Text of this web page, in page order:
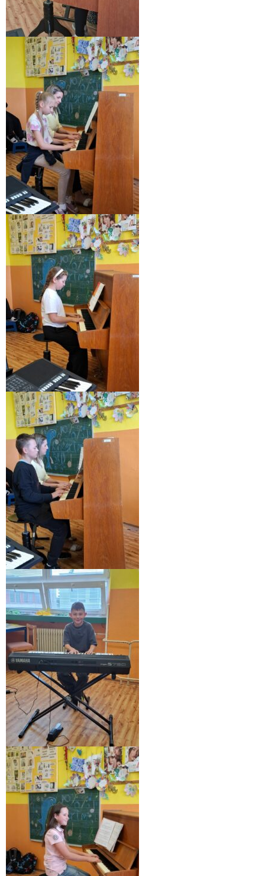
- Pozvánky na koncerty
- Koncerty
- Súťaže
- Výstavy VO
- Videá
- Absolventské tablá
Faktúry, zmluvy, objednávky
- Zmluvy
- - ZMLUVY 2025
- - ZMLUVY 2024
- - ZMLUVY 2023
- - ZMLUVY 2022
- - ZMLUVY 2021
- - ZMLUVY 2020
- Objednávky
- - OBJEDNÁVKY 2026
- - OBJEDNÁVKY 2025
- - OBJEDNÁVKY 2024
- - OBJEDNÁVKY 2023
- - OBJEDNÁVKY 2022
- - OBJEDNÁVKY 2021
- - OBJEDNÁVKY 2020
- Faktúry
- - FAKTÚRY 2026
- - FAKTÚRY 2025
- - FAKTÚRY 2024
- - FAKTÚRY 2023
- - FAKTÚRY 2022
- - FAKTÚRY 2021
- - FAKTÚRY 2020
GDPR
- INFORMÁCIE / spracúvanie osobných údajov
- Mlčanlivosť
- Návrh na začatie konania o ochrane os.údajov
- Súhlas so spracovaním osobných údajov